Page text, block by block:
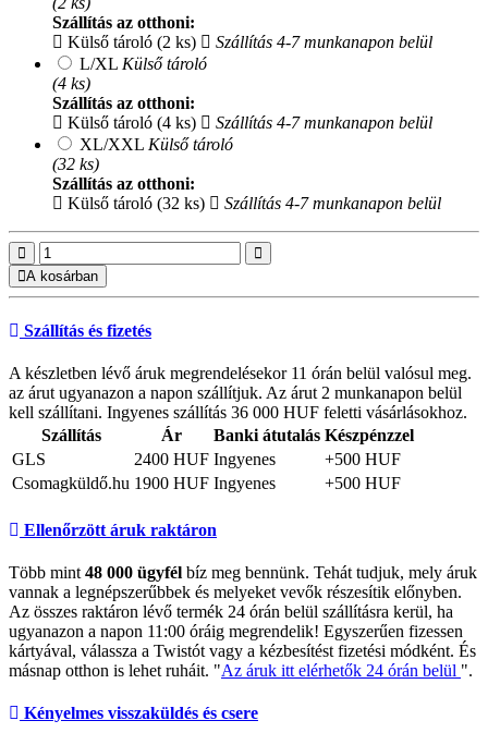
Szállítás az otthoni:
Külső tároló (2 ks)
Szállítás 4-7 munkanapon belül
L/XL Külső tároló
(4 ks)
Szállítás az otthoni:
Külső tároló (4 ks)
Szállítás 4-7 munkanapon belül
XL/XXL Külső tároló
(32 ks)
Szállítás az otthoni:
Külső tároló (32 ks)
Szállítás 4-7 munkanapon belül
A kosárban
Szállítás és fizetés
A készletben lévő áruk megrendelésekor 11 órán belül valósul meg.
az árut ugyanazon a napon szállítjuk. Az árut 2 munkanapon belül
kell szállítani. Ingyenes szállítás 36 000 HUF feletti vásárlásokhoz.
Szállítás
Ár Banki átutalás Készpénzzel
GLS
2400 HUF Ingyenes
+500 HUF
Csomagküldő.hu 1900 HUF Ingyenes +500 HUF
Ellenőrzött áruk raktáron
Több mint 48 000 ügyfél bíz meg bennünk. Tehát tudjuk, mely áruk
vannak a legnépszerűbbek és melyeket vevők részesítik előnyben.
Az összes raktáron lévő termék 24 órán belül szállításra kerül, ha
ugyanazon a napon 11:00 óráig megrendelik! Egyszerűen fizessen
kártyával, válassza a Twistót vagy a kézbesítést fizetési módként. És
másnap otthon is lehet ruháit. "Az áruk itt elérhetők 24 órán belül ".
Kényelmes visszaküldés és csere